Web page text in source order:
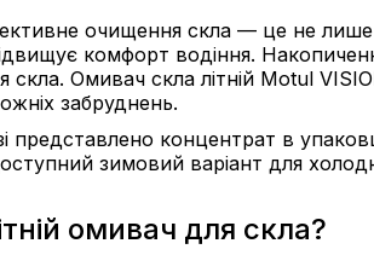
очищення скла — це не
комфорт водіння.
скла. Омивач скла літній Motul
забруднень.
представлено концентрат в
зимовий варіант для
омивач для скла?